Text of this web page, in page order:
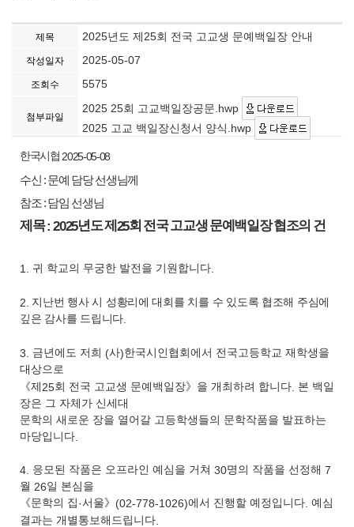
제목 2025년도 제25회 전국 고교생 문예백일장 안내
작성일자 2025-05-07
조회수 5575
첨부파일
2025 25회 고교백일장공문.hwp
2025 고교 백일장신청서 양식.hwp
한국시협 2025-05-08
수신 :문예 담당 선생님께
참조:담임 선생님
제목: 2025년도 제 25회 전국 고교생 문예백일장 협조의 건
1. 귀 학교의 무궁한 발전을 기원합니다.
2. 지난번 행사 시 성황리에 대회를 치를 수 있도록 협조해 주심에
깊은 감사를 드립니다.
3. 금년에도 저희 (사)한국시인협회에서 전국고등학교 재학생을
대상으로
《제 25회 전국 고교생 문예백일장》 을 개최하려 합니다 본 백일
장은 그 자체가 신세대
문학의 새로운 장을 열어갈 고등학생들의 문학작품을 발표하는
마당입니다.
4. 응모된 작품은 오프라인 예심을 거쳐 30명의 작품을 선정해 7
월 26일 본심을
《문학의 집 ·서울》 (02-778-1026)에서 진행할 예정입니다. 예심
결과는 개별통보해드립니다